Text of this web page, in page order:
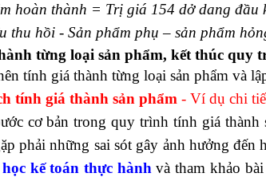
hoàn thành = Trị giá 154 dở dang
thu hồi - Sản phẩm phụ – sản phẩm
từng loại sản phẩm, kết thúc quy
tính giá thành từng loại sản phẩm và
tính giá thành sản phẩm - Ví dụ chi
cơ bản trong quy trình tính giá thành
phải những sai sót gây ảnh hưởng đến
kế toán thực hành và tham khảo bài